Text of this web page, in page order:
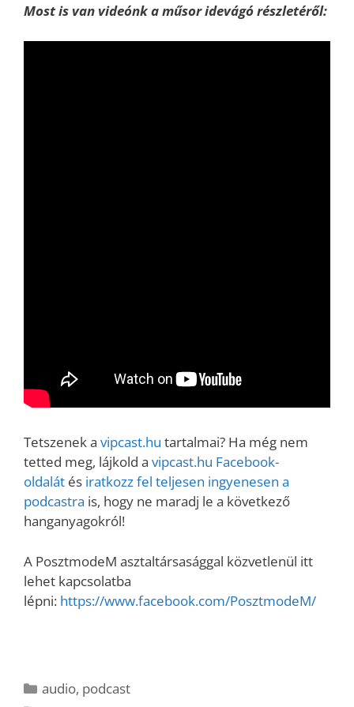
Most is van videónk a műsor idevágó részletéről:
Tetszenek a vipcast.hu tartalmai? Ha még nem
tetted meg, lájkold a vipcast.hu Facebook-
oldalát és iratkozz fel teljesen ingyenesen a
podcastra is, hogy ne maradj le a következő
hanganyagokról!
A PosztmodeM asztaltársasággal közvetlenül itt
lehet kapcsolatba
lépni: https://www.facebook.com/PosztmodeM/
Kategória
audio, podcast